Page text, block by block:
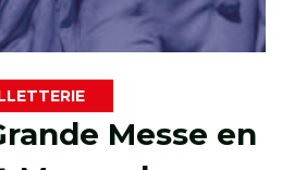
Messe en